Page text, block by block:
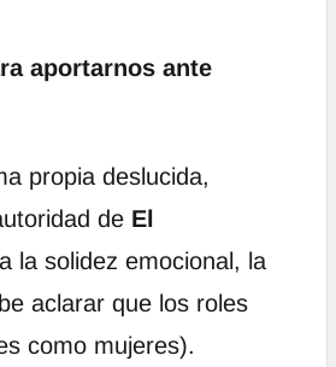
aportarnos ante
propia deslucida,
de El
la solidez emocional, la
aclarar que los roles
como mujeres).